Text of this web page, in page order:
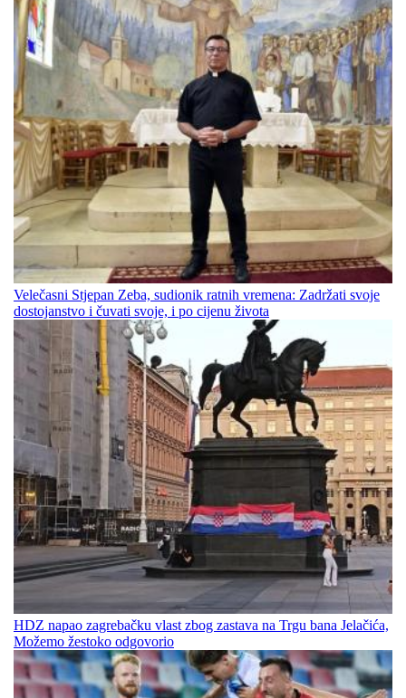
Velečasni Stjepan Zeba, sudionik ratnih vremena: Zadržati svoje
dostojanstvo i čuvati svoje, i po cijenu života
HDZ napao zagrebačku vlast zbog zastava na Trgu bana Jelačića,
Možemo žestoko odgovorio